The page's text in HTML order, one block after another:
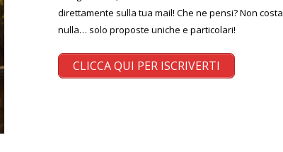
direttamente sulla tua mail! Che ne pensi? Non costa
nulla… solo proposte uniche e particolari!
CLICCA QUI PER ISCRIVERTI